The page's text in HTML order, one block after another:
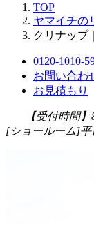
TOP
ヤマイチの
クリナップ
0120-1010-
お問い合わ
お見積もり
【受付時間
[ショールーム]平